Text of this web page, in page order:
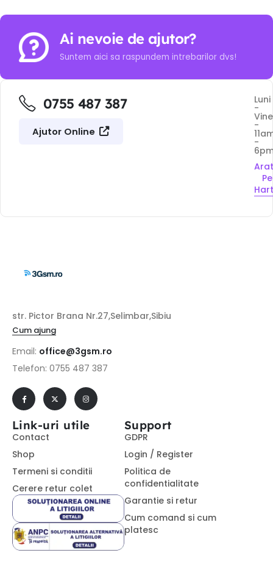
Ai nevoie de ajutor?
Suntem aici sa raspundem intrebarilor dvs!
0755 487 387
Ajutor Online
Luni
-
-
-
Pe
str. Pictor Brana Nr.27,Selimbar,Sibiu
Cum ajung
Email: office@3gsm.ro
Telefon: 0755 487 387
Link-uri utile
Contact
Shop
Termeni si conditii
Cerere retur colet
Support
GDPR
Login / Register
Politica de
confidentialitate
Garantie si retur
Cum comand si cum
platesc